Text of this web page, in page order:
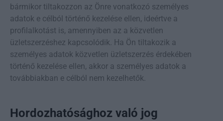
bármikor tiltakozzon az Önre vonatkozó személyes
adatok e célból történő kezelése ellen, ideértve a
profilalkotást is, amennyiben az a közvetlen
üzletszerzéshez kapcsolódik. Ha Ön tiltakozik a
személyes adatok közvetlen üzletszerzés érdekében
történő kezelése ellen, akkor a személyes adatok a
továbbiakban e célból nem kezelhetők.
Hordozhatósághoz való jog